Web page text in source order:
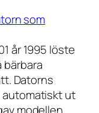
som
år 1995 löste
Datorns
ut